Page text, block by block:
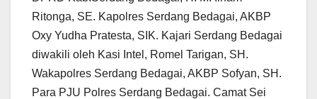
Ritonga, SE. Kapolres Serdang Bedagai, AKBP
Oxy Yudha Pratesta, SIK. Kajari Serdang Bedagai
diwakili oleh Kasi Intel, Romel Tarigan, SH.
Wakapolres Serdang Bedagai, AKBP Sofyan, SH.
Para PJU Polres Serdang Bedagai. Camat Sei